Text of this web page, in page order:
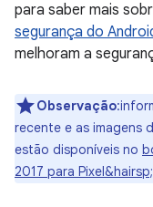
para saber mais
segurança do
melhoram a
Observação
recente e as imagens
estão disponíveis no
2017 para